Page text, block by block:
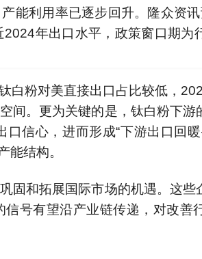
能利用率已逐步回升。隆众资
年出口水平，政策窗口期为
粉对美直接出口占比较低，
间。更为关键的是，钛白粉下
信心，进而形成“下游出口回
能结构。
和拓展国际市场的机遇。这些
号有望沿产业链传递，对改善